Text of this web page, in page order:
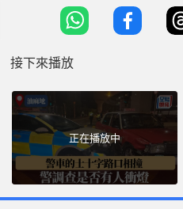
籠」的衝燈快相機。
接下來播放
正在播放中